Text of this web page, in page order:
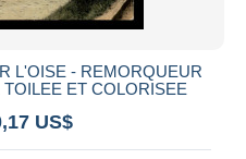
L'OISE - REMORQUEUR
ET COLORISEE
US$